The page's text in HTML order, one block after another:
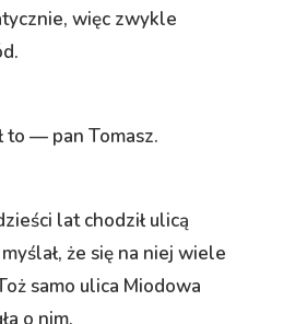
więc zwykle
to — pan Tomasz.
lat chodził ulicą
że się na niej wiele
samo ulica Miodowa